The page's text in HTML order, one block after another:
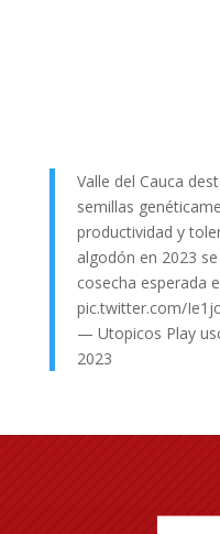
Valle del Cauca
semillas
productividad y
algodón en 2023
cosecha esperada
pic.twitter.com/
— Utopicos Play
2023